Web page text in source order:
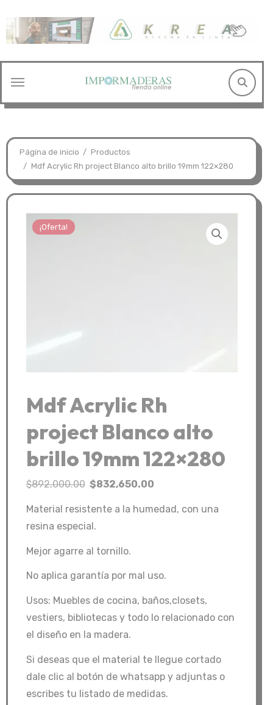
contenido
Página de inicio
Productos
Mdf Acrylic Rh project Blanco alto brillo 19mm 122×280
¡Oferta!
Mdf Acrylic Rh
project Blanco alto
brillo 19mm 122×280
$892,000.00 El
$892,000.00.
$832,650.00
Material resistente a la humedad, con una
resina especial.
Mejor agarre al tornillo.
No aplica garantía por mal uso.
Usos: Muebles de cocina, baños,closets,
vestiers, bibliotecas y todo lo relacionado con
el diseño en la madera.
Si deseas que el material te llegue cortado
dale clic al botón de whatsapp y adjuntas o
escribes tu listado de medidas.